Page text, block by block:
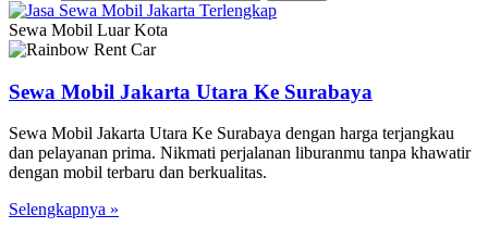
Sewa Mobil Luar Kota
Sewa Mobil Jakarta Utara Ke Surabaya
Sewa Mobil Jakarta Utara Ke Surabaya dengan harga terjangkau
dan pelayanan prima. Nikmati perjalanan liburanmu tanpa khawatir
dengan mobil terbaru dan berkualitas.
Selengkapnya »